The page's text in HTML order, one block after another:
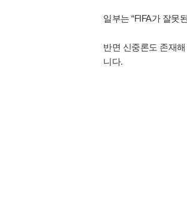
일부는 “FIFA가 잘못
반면 신중론도 존재
니다.